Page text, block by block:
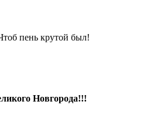
пень крутой был!
Новгорода!!!